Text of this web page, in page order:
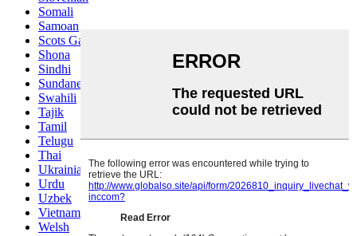
Somali
Samoan
Scots Gaelic
Shona
Sindhi
Sundanese
Swahili
Tajik
Tamil
Telugu
Thai
Ukrainian
Urdu
Uzbek
Vietnamese
Welsh